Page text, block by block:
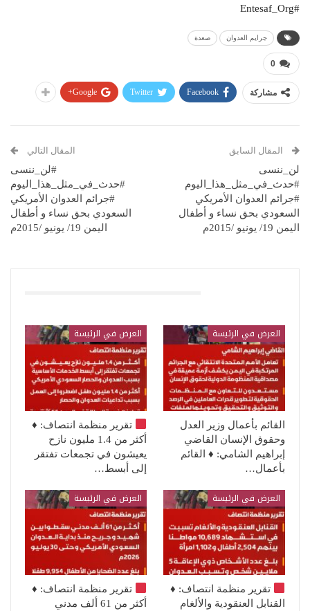
#Entesaf_Org
جرايم العدوان صعدة
0
مشاركة Facebook
Twitter
Google+
المقال السابق
لن_ننسى
#حدث_في_مثل_هذا_اليوم
#جرائم العدوان الأمريكي
السعودي بحق نساء و أطفال
اليمن 19/ يونيو /2015م
المقال التالي
#لن_ننسى
#حدث_في_مثل_هذا_اليوم
#جرائم العدوان الأمريكي
السعودي بحق نساء و أطفال
اليمن 19/ يونيو /2015م
العرض في الرئيسة
القائم بأعمال وزير العدل
وحقوق الإنسان القاضي
إبراهيم الشامي: ♦️ القائم
بأعمال…
العرض في الرئيسة
تقرير منظمة انتصاف: ♦️
أكثر من 1.4 مليون نازح
يعيشون في تجمعات تفتقر
إلى أبسط…
العرض في الرئيسة
تقرير منظمة انتصاف: ♦️
القنابل العنقودية والألغام
العرض في الرئيسة
تقرير منظمة انتصاف: ♦️
أكثر من 61 ألف مدني